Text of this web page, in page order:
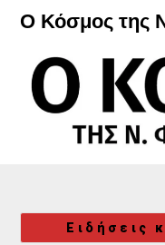
Μετάβαση
περιεχόμενο
Ο Κόσμος της
Ειδήσεις